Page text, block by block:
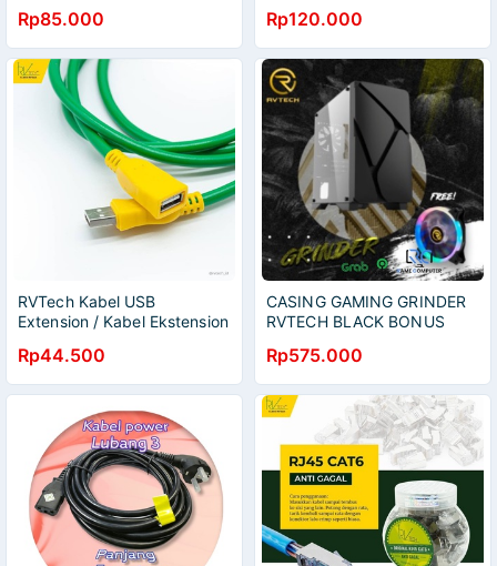
Rp85.000 Rp120.000
RVTech Kabel USB
Extension / Kabel Ekstension
Rp44.500
CASING GAMING GRINDER
RVTECH BLACK BONUS
KOMPUTER
Rp575.000